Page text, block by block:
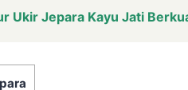
Ukir Jepara Kayu Jati